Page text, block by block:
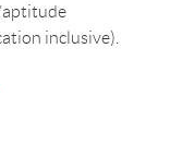
inclusive).